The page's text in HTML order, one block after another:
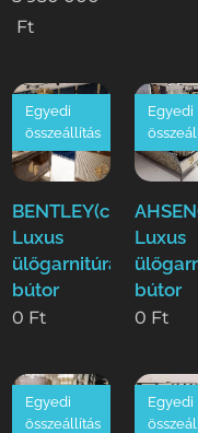
Ft
BENTLEY(cur)
Luxus
ülőgarnitúra
bútor
Egyedi
összeállítás
0 Ft
Luxus
bútor
Egyedi
0 Ft
Egyedi
összeállítás
Egyedi